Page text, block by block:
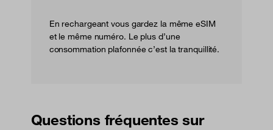
En rechargeant vous gardez la même eSIM
et le même numéro. Le plus d’une
consommation plafonnée c’est la tranquillité.
Questions fréquentes sur